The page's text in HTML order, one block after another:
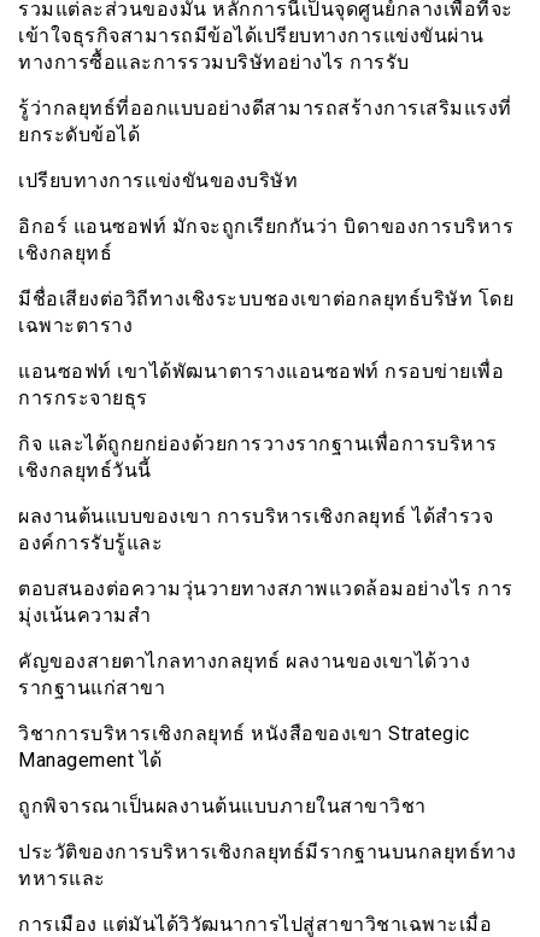
รวมแต่ละส่วนของมัน หลักการนี้เป็นจุดศูนย์กลางเพื่อที่จะ
เข้าใจธุรกิจสามารถมีข้อได้เปรียบทางการแข่งขันผ่าน
ทางการซื้อและการรวมบริษัทอย่างไร การรับ
รู้ว่ากลยุทธ์ที่ออกแบบอย่างดีสามารถสร้างการเสริมแรงที่
ยกระดับข้อได้
เปรียบทางการเเข่งขันของบริษัท
อิกอร์ แอนซอฟท์ มักจะถูกเรียกกันว่า บิดาของการบริหาร
เชิงกลยุทธ์
มีชื่อเสียงต่อวิถีทางเชิงระบบชองเขาต่อกลยุทธ์บริษัท โดย
เฉพาะตาราง
แอนซอฟท์ เขาได้พัฒนาตารางแอนซอฟท์ กรอบข่ายเพื่อ
การกระจายธุร
กิจ และได้ถูกยกย่องด้วยการวางรากฐานเพื่อการบริหาร
เชิงกลยุทธ์วันนี้
ผลงานต้นแบบของเขา การบริหารเชิงกลยุทธ์ ได้สำรวจ
องค์การรับรู้และ
ตอบสนองต่อความวุ่นวายทางสภาพแวดล้อมอย่างไร การ
มุ่งเน้นความสำ
คัญของสายตาไกลทางกลยุทธ์ ผลงานของเขาได้วาง
รากฐานแก่สาขา
วิชาการบริหารเชิงกลยุทธ์ หนังสือของเขา Strategic
Management ได้
ถูกพิจารณาเป็นผลงานต้นแบบภายในสาขาวิชา
ประวัติของการบริหารเชิงกลยุทธ์มีรากฐานบนกลยุทธ์ทาง
ทหารและ
การเมือง แต่มันได้วิวัฒนาการไปสู่สาขาวิชาเฉพาะเมื่อ